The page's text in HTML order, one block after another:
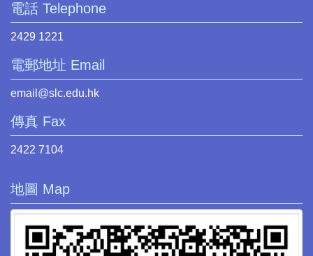
電話 Telephone
2429 1221
電郵地址 Email
email@slc.edu.hk
傳真 Fax
2422 7104
地圖 Map